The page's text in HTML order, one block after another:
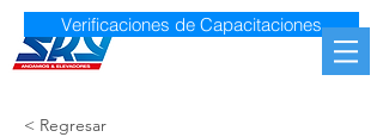
Verificaciones de Capacitaciones
< Regresar